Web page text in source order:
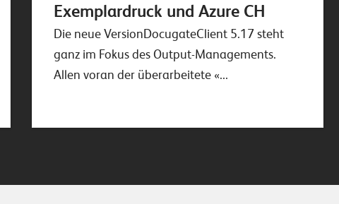
Exemplardruck und Azure CH
Die neue VersionDocugateClient 5.17 steht
ganz im Fokus des Output-Managements.
Allen voran der überarbeitete «...